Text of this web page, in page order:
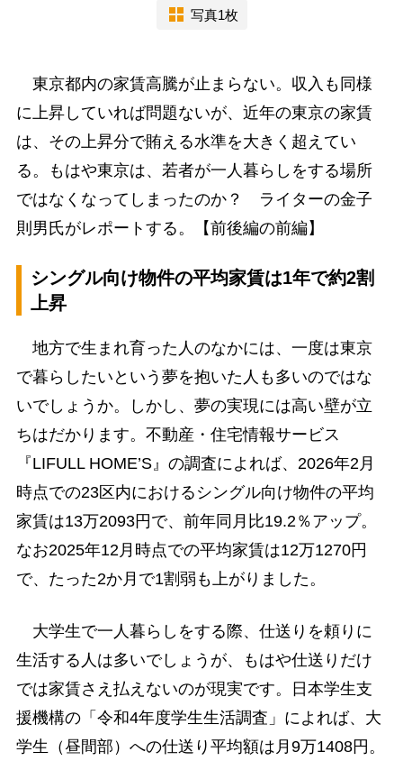
写真1枚
東京都内の家賃高騰が止まらない。収入も同様
に上昇していれば問題ないが、近年の東京の家賃
は、その上昇分で賄える水準を大きく超えてい
る。もはや東京は、若者が一人暮らしをする場所
ではなくなってしまったのか？ ライターの金子
則男氏がレポートする。【前後編の前編】
シングル向け物件の平均家賃は1年で約2割
上昇
地方で生まれ育った人のなかには、一度は東京
で暮らしたいという夢を抱いた人も多いのではな
いでしょうか。しかし、夢の実現には高い壁が立
ちはだかります。不動産・住宅情報サービス
『LIFULL HOME’S』の調査によれば、2026年2月
時点での23区内におけるシングル向け物件の平均
家賃は13万2093円で、前年同月比19.2％アップ。
なお2025年12月時点での平均家賃は12万1270円
で、たった2か月で1割弱も上がりました。
大学生で一人暮らしをする際、仕送りを頼りに
生活する人は多いでしょうが、もはや仕送りだけ
では家賃さえ払えないのが現実です。日本学生支
援機構の「令和4年度学生生活調査」によれば、大
学生（昼間部）への仕送り平均額は月9万1408円。